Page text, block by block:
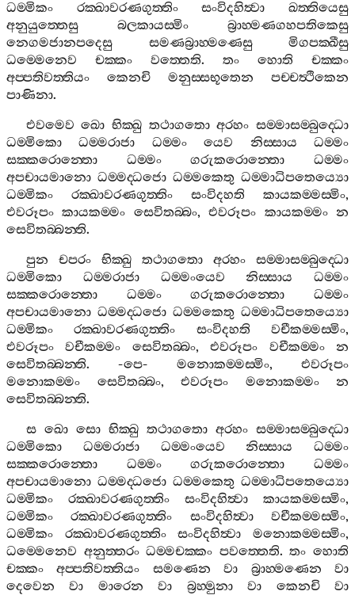
ධම‍්මිකං
රක‍්ඛාවරණගුත‍්තිං සංවිදහිත්‍වා
ඛත‍්තියෙසු
අනුයුත‍්තෙසු
බලකායස‍්මිං
බ්‍රාහ‍්මණගහපතිකෙසු
නෙගමජානපදෙසු
සමණබ්‍රාහ‍්මණෙසු
මිගපක‍්ඛීසු
ධම‍්මෙනෙව
චක‍්කං වත‍්තෙති. තං හොති
චක‍්කං
අප‍්පතිවත‍්තියං
කෙනචි මනුස‍්සභූතෙන
පච‍්චත්‍ථිකෙන
පාණිනා.
එවමෙව ඛො භික‍්ඛු තථාගතො අරහං සම‍්මාසම‍්බුද‍්ධො
ධම‍්මිකො
ධම‍්මරාජා ධම‍්මං යෙව නිස‍්සාය
ධම‍්මං
සක‍්කරොන‍්තො
ධම‍්මං ගරුකරොන‍්තො
ධම‍්මං
අපචායමානො ධම‍්මද‍්ධජො ධම‍්මකෙතු ධම‍්මාධිපතෙය්‍යො
ධම‍්මිකං
රක‍්ඛාවරණගුත‍්තිං සංවිදහති කායකම‍්මස‍්මිං,
එවරූපං කායකම‍්මං සෙවිතබ‍්බං,එවරූපං කායකම‍්මං න
සෙවිතබ‍්බන‍්ති.
පුන
චපරං භික‍්ඛු තථාගතො අරහං
සම‍්මාසම‍්බුද‍්ධො
ධම‍්මිකො
ධම‍්මරාජා ධම‍්මංයෙව නිස‍්සාය
ධම‍්මං
සක‍්කරොන‍්තො
ධම‍්මං ගරුකරොන‍්තො
ධම‍්මං
අපචායමානො ධම‍්මද‍්ධජො ධම‍්මකෙතු ධම‍්මාධිපතෙය්‍යො
ධම‍්මිකං
රක‍්ඛාවරණගුත‍්තිං සංවිදහති වචීකම‍්මස‍්මිං,
එවරූපං
වචීකම‍්මං සෙවිතබ‍්බං,එවරූපං වචීකම‍්මං
න
සෙවිතබ‍්බන‍්ති. -පෙ- මනොකම‍්මස‍්මිං, එවරූපං
මනොකම‍්මං
සෙවිතබ‍්බං, එවරූපං මනොකම‍්මං
න
සෙවිතබ‍්බන‍්ති.
ස ඛො සො භික‍්ඛු තථාගතො අරහං සම‍්මාසම‍්බුද‍්ධො
ධම‍්මිකො
ධම‍්මරාජා ධම‍්මංයෙව නිස‍්සාය
ධම‍්මං
සක‍්කරොන‍්තො
ධම‍්මං ගරුකරොන‍්තො
ධම‍්මං
අපචායමානො ධම‍්මද‍්ධජො ධම‍්මකෙතු ධම‍්මාධිපතෙය්‍යො
ධම‍්මිකං
රක‍්ඛාවරණගුත‍්තිං සංවිදහිත්‍වා කායකම‍්මස‍්මිං,
ධම‍්මිකං
රක‍්ඛාවරණගුත‍්තිං සංවිදහිත්‍වා වචීකම‍්මස‍්මිං,
ධම‍්මිකං
රක‍්ඛාවරණගුත‍්තිං සංවිදහිත්‍වා මනොකම‍්මස‍්මිං,
ධම‍්මෙනෙව අනුත‍්තරං ධම‍්මචක‍්කං පවත‍්තෙති.තං හොති
චක‍්කං
අප‍්පතිවත‍්තියං සමණෙන වා බ්‍රාහ‍්මණෙන
වා
දෙවෙන
වා මාරෙන වා බ්‍රහ‍්මුනා වා කෙනචි
වා